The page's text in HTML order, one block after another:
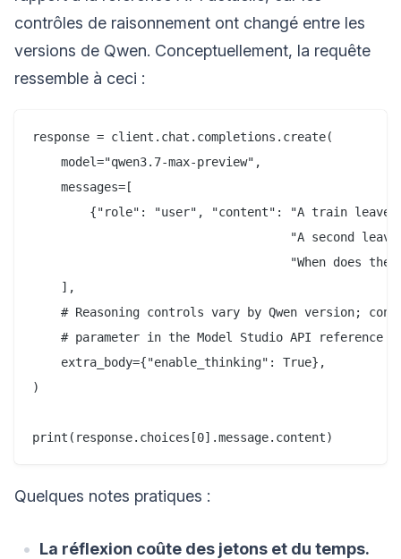
contrôles de raisonnement ont changé entre les
versions de Qwen. Conceptuellement, la requête
ressemble à ceci :
response = client.chat.completions.create(
    model="qwen3.7-max-preview",
    messages=[
{"role": "user", "content": "A train
"A second
"When does the
    ],
# Reasoning controls vary by Qwen version;
# parameter in the Model Studio API reference
    extra_body={"enable_thinking": True},
)
Quelques notes pratiques :
La réflexion coûte des jetons et du temps.